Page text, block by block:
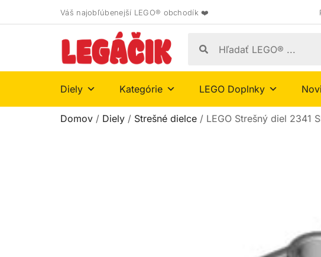
Váš najobľúbenejší LEGO® obchodík ❤️
Diely Kategórie LEGO Doplnky
Domov / Diely / Strešné dielce / LEGO Strešný diel 2341